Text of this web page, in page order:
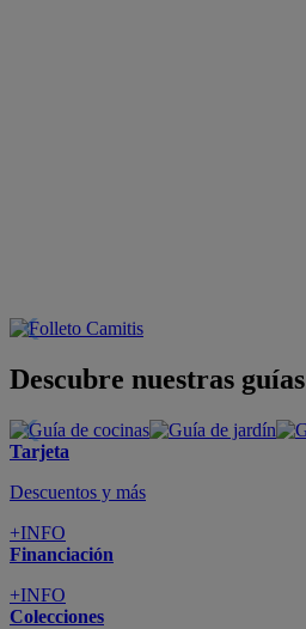
Descubre nuestras guías
Tarjeta
Descuentos y más
+INFO
Financiación
+INFO
Colecciones